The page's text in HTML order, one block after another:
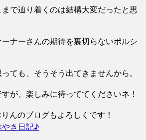
で辿り着くのは結構大変だったと思
ナーさんの期待を裏切らないポルシ
ても、そうそう出てきませんから。
が、楽しみに待っててくださいネ！
んのブログもよろしくです！
き日記♪